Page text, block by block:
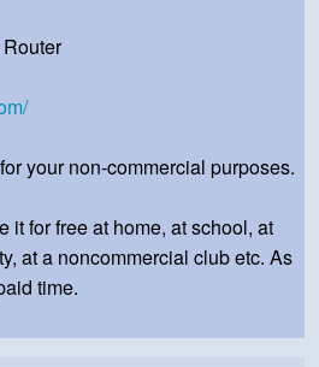
your non-commercial purposes.
it for free at home, at school, at
at a noncommercial club etc. As
time.